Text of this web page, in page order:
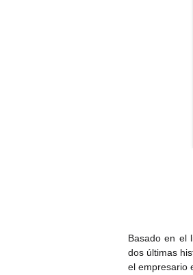
Basado en el
dos últimas
el empresario